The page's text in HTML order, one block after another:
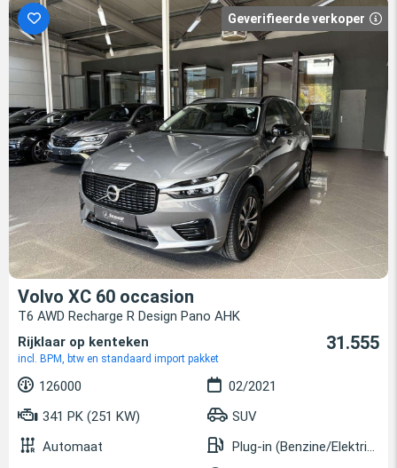
Geverifieerde verkoper
Volvo XC 60 occasion
T6 AWD Recharge R Design Pano AHK
Rijklaar op kenteken
incl. BPM, btw en standaard import pakket
31.555
126000
02/2021
341 PK (251 KW)
SUV
Automaat
Plug-in (Benzine/Elektrisch)